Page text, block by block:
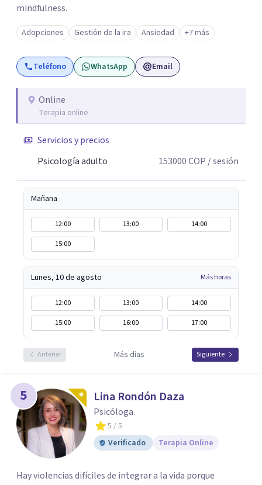
mindfulness.
Adopciones Gestión de la ira Ansiedad +7 más
Teléfono WhatsApp Email
Online
Terapia online
Servicios y precios
Psicología adulto
153000COP / sesión
Mañana
12:00 13:00
14:00
15:00
Lunes, 10 de agosto Más horas
12:00 13:00
14:00
15:00
16:00 17:00
Anterior Más días Siguiente
5 Lina Rondón Daza
Psicóloga.
5 / 5
Verificado
Terapia Online
Hay violencias difíciles de integrar a la vida porque